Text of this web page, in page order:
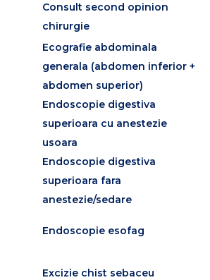
Consult second opinion
chirurgie
Ecografie abdominala
generala (abdomen inferior +
abdomen superior)
Endoscopie digestiva
superioara cu anestezie
usoara
Endoscopie digestiva
superioara fara
anestezie/sedare
Endoscopie esofag
Excizie chist sebaceu